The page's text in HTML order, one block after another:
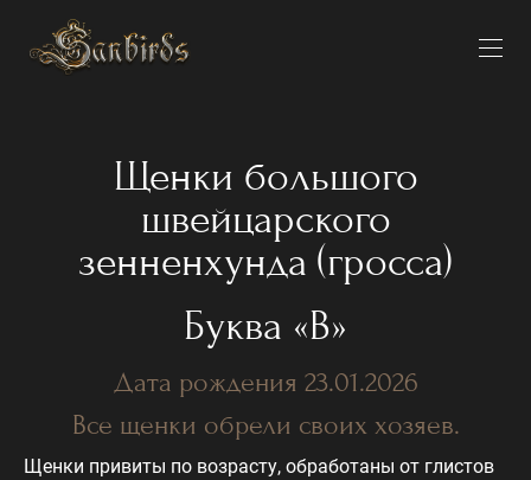
Щенки большого
швейцарского
зенненхунда (гросса)
Буква «В»
Дата рождения 23.01.2026
Все щенки обрели своих хозяев.
Щенки привиты по возрасту, обработаны от глистов